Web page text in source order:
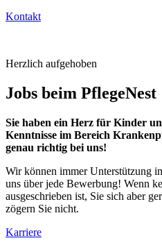
Kontakt
Herzlich aufgehoben
Jobs beim PflegeNest
Sie haben ein Herz für Kinder
Kenntnisse im Bereich
genau richtig bei uns!
Wir können immer Unterstützung
uns über jede Bewerbung! Wenn
ausgeschrieben ist, Sie sich aber
zögern Sie nicht.
Karriere